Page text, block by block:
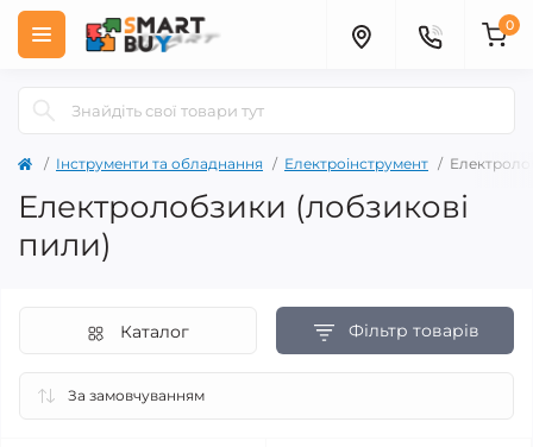
0
Інструменти та обладнання Електроінструмент
Електролобзики (лобзикові
пили)
Фільтр товарів
Каталог